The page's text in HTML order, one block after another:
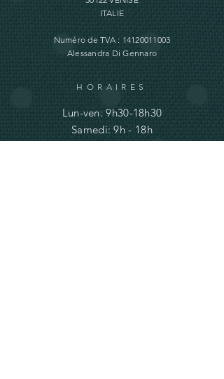
ITALIE
Numéro de TVA : 14120011003
Alessandra Di Gennaro
HORAIRES
Lun-ven: 9h30-18h30
Samedi: 9h - 18h